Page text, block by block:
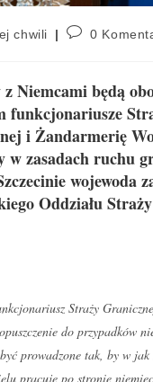
chwili 0
Niemcami będą
funkcjonariusze
i Żandarmerię
w zasadach ruchu
wojewoda
Oddziału
Straży
do przypadków
prowadzone tak, by w jak
pracuje po stronie